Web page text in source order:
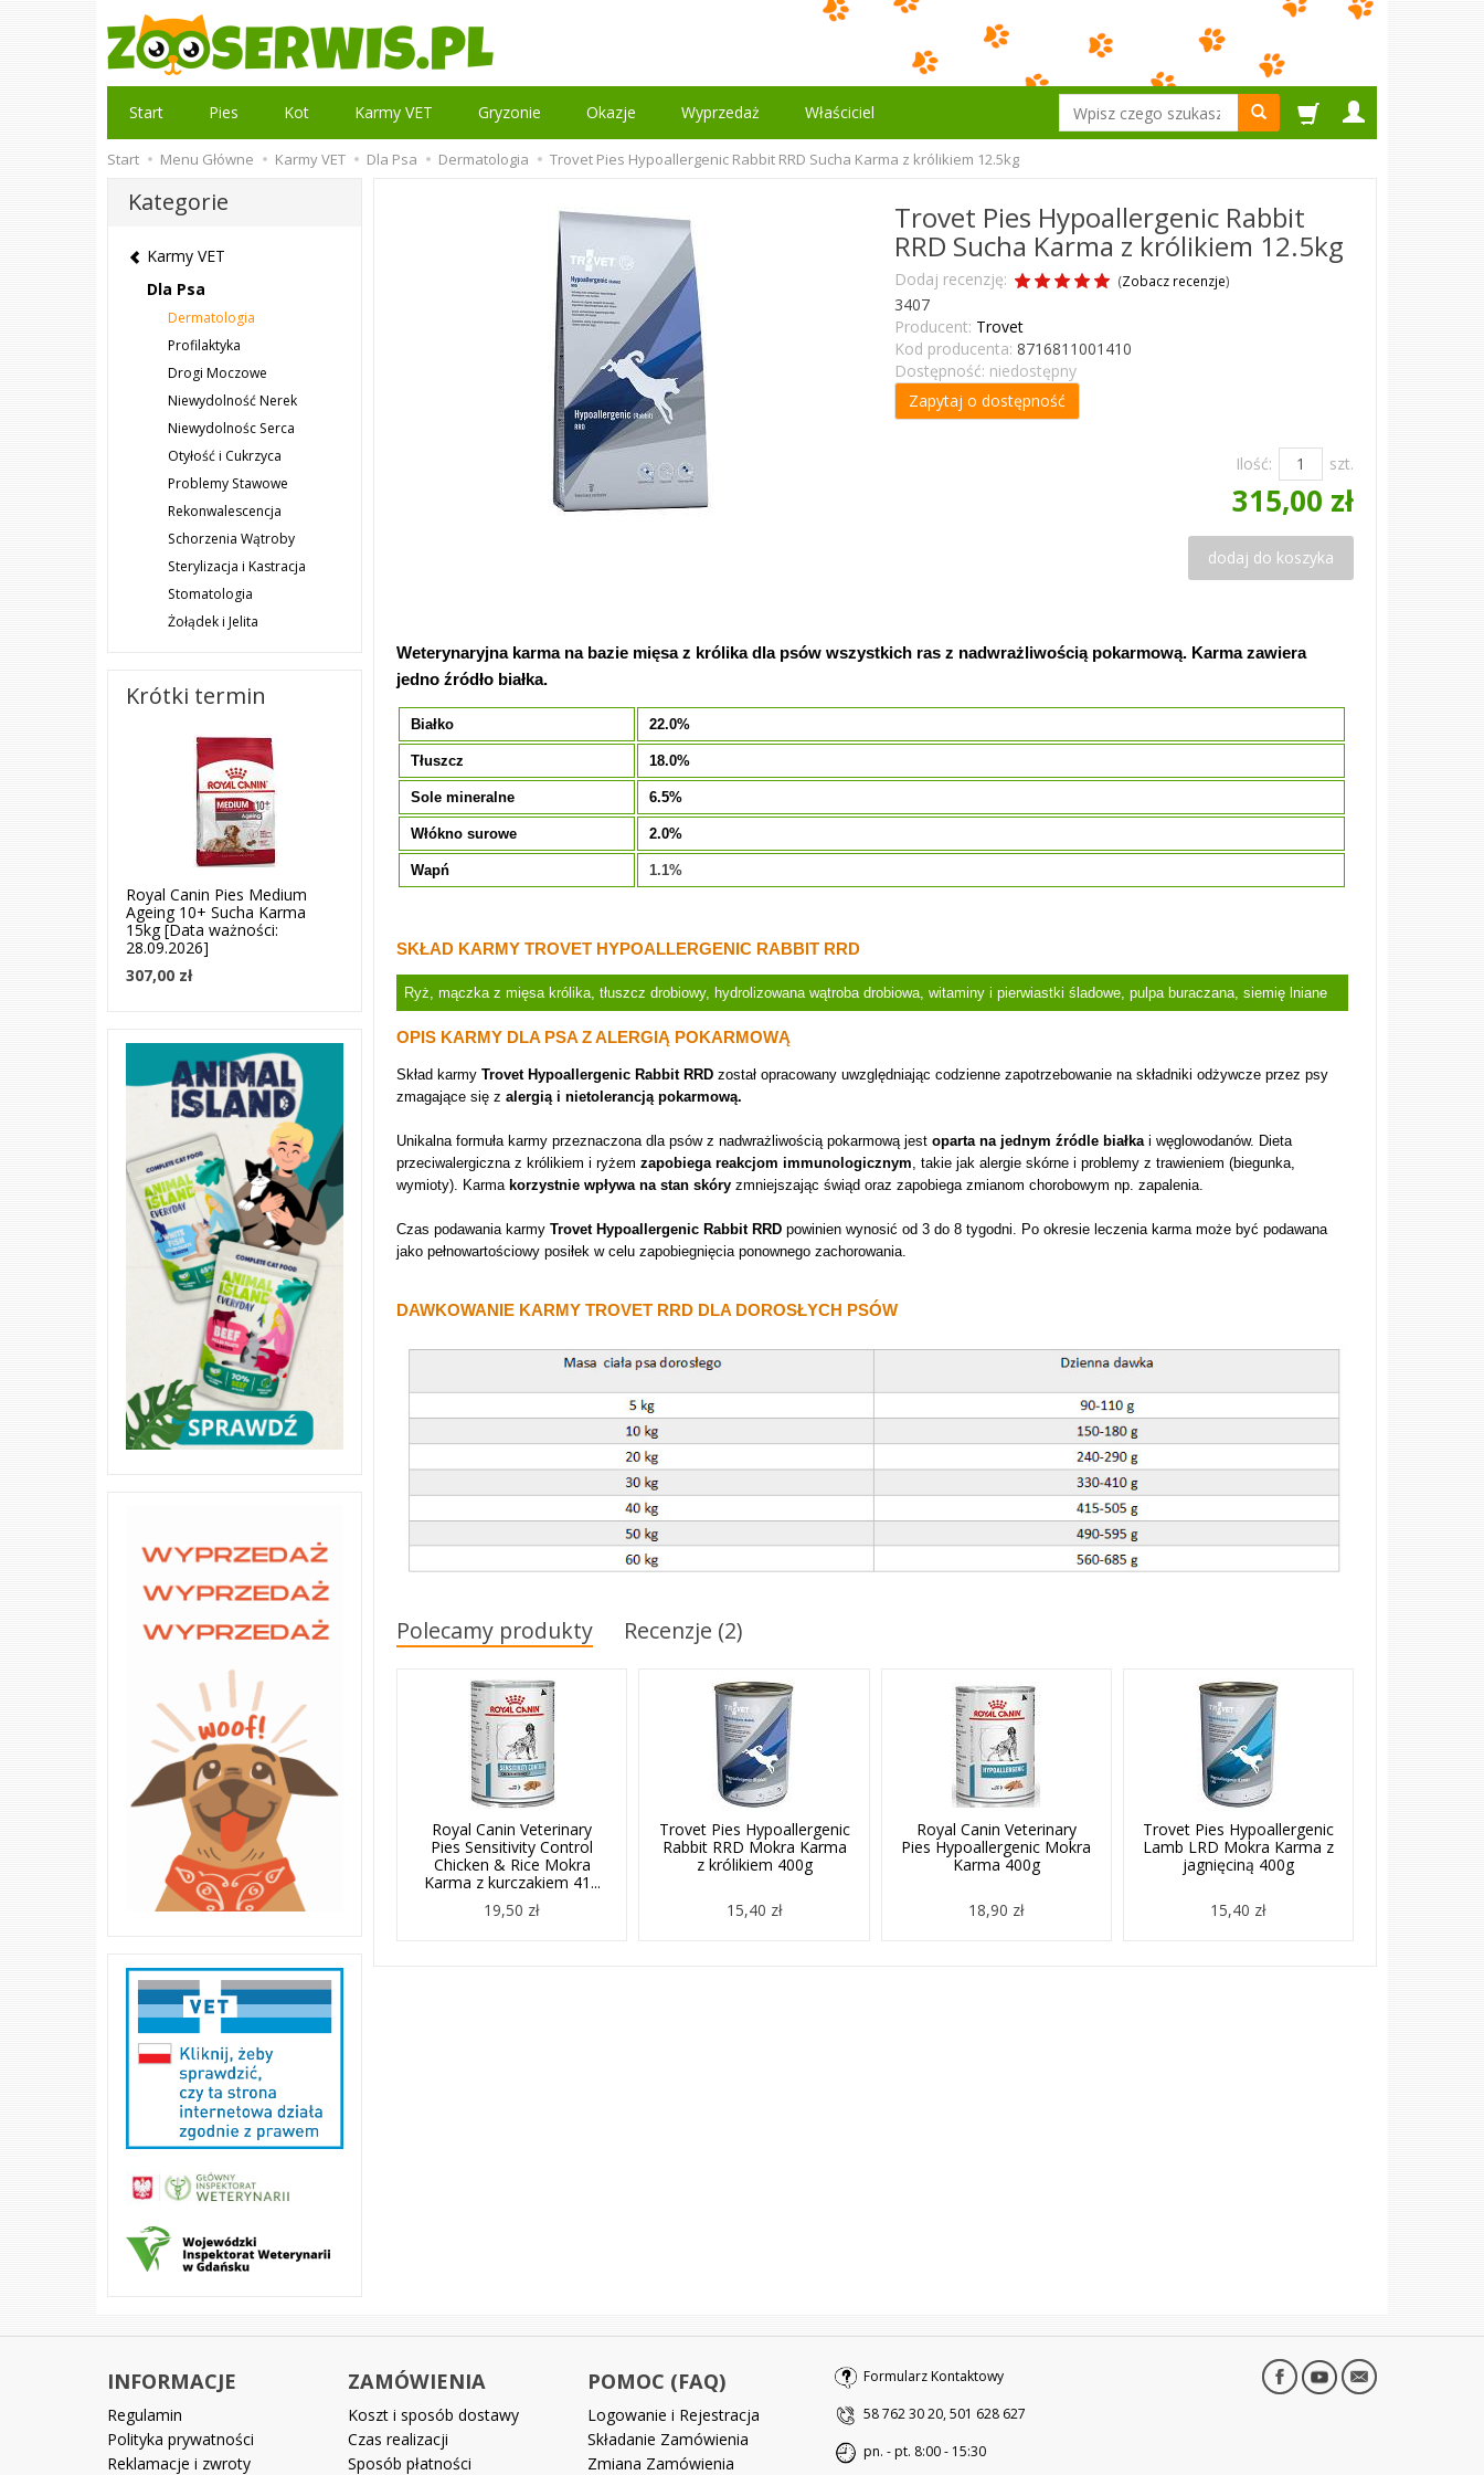
Wyszukaj
Start Pies Kot Karmy VET Gryzonie Okazje Wyprzedaż Właściciel
Start Menu Główne Karmy VET Dla Psa Dermatologia Trovet Pies Hypoallergenic Rabbit RRD Sucha Karma z królikiem 12.5kg
Trovet Pies Hypoallergenic Rabbit
RRD Sucha Karma z królikiem 12.5kg
Dodaj recenzję: (Zobacz recenzje)
3407
Producent: Trovet
Kod producenta: 8716811001410
Dostępność: niedostępny
Zapytaj o dostępność
Ilość: szt.
315,00 zł
dodaj do koszyka
Weterynaryjna karma na bazie mięsa z królika dla psów wszystkich ras z nadwrażliwością pokarmową. Karma zawiera
jedno źródło białka.
Białko 22.0%
Tłuszcz 18.0%
Sole mineralne 6.5%
Włókno surowe 2.0%
Wapń 1.1%
SKŁAD KARMY TROVET HYPOALLERGENIC RABBIT RRD
Ryż, mączka z mięsa królika, tłuszcz drobiowy, hydrolizowana wątroba drobiowa, witaminy i pierwiastki śladowe, pulpa buraczana, siemię lniane
OPIS KARMY DLA PSA Z ALERGIĄ POKARMOWĄ
Skład karmyTrovet Hypoallergenic Rabbit RRD został opracowany uwzględniając codzienne zapotrzebowanie na składniki odżywcze przez psy
zmagające się zalergiąi nietolerancją pokarmową.
Unikalna formuła karmyprzeznaczona dla psów z nadwrażliwością pokarmową jestoparta na jednym źródle białkai węglowodanów. Dieta
przeciwalergiczna z królikiem i ryżem zapobiega reakcjom immunologicznym, takie jak alergie skórne i problemy z trawieniem (biegunka,
wymioty). Karma korzystnie wpływa na stan skóry zmniejszając świąd oraz zapobiega zmianom chorobowym np. zapalenia.
Czas podawania karmyTrovet Hypoallergenic Rabbit RRD powinien wynosić od 3 do 8 tygodni. Po okresie leczenia karma może być podawana
jako pełnowartościowy posiłek w celu zapobiegnięcia ponownego zachorowania.
DAWKOWANIE KARMY TROVET RRD DLA DOROSŁYCH PSÓW
Polecamy produkty Recenzje (2)
Royal Canin Veterinary
Pies Sensitivity Control
Chicken & Rice Mokra
Karma z kurczakiem 41...
19,50 zł
Trovet Pies Hypoallergenic
Rabbit RRD Mokra Karma
z królikiem 400g
15,40 zł
Royal Canin Veterinary
Pies Hypoallergenic Mokra
Karma 400g
18,90 zł
Trovet Pies Hypoallergenic
Lamb LRD Mokra Karma z
jagnięciną 400g
15,40 zł
Kategorie
Karmy VET
Dla Psa
Dermatologia
Profilaktyka
Drogi Moczowe
Niewydolność Nerek
Niewydolnośc Serca
Otyłość i Cukrzyca
Problemy Stawowe
Rekonwalescencja
Schorzenia Wątroby
Sterylizacja i Kastracja
Stomatologia
Żołądek i Jelita
Krótki termin
Royal Canin Pies Medium
Ageing 10+ Sucha Karma
15kg [Data ważności:
28.09.2026]
307,00 zł
INFORMACJE
Regulamin
Polityka prywatności
Reklamacje i zwroty
ZAMÓWIENIA
Koszt i sposób dostawy
Czas realizacji
Sposób płatności
POMOC (FAQ)
Logowanie i Rejestracja
Składanie Zamówienia
Zmiana Zamówienia
Formularz Kontaktowy
58 762 30 20, 501 628 627
pn. - pt. 8:00 - 15:30